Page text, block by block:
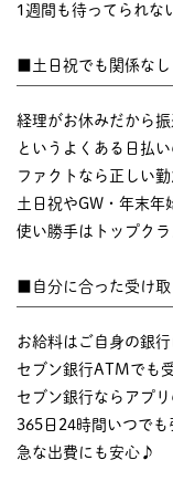
1週間も待ってられな
■土日祝でも関係なし
経理がお休みだから
というよくある日払い
ファクトなら正しい
土日祝やGW・年末
使い勝手はトップクラ
■自分に合った受け
お給料はご自身の銀行
セブン銀行ATMでも
セブン銀行ならアプリ
365日24時間いつでも
急な出費にも安心♪